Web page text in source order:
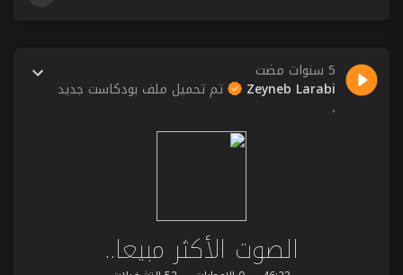
5 سنوات مضت
Zeyneb Larabi تم تحميل ملف بودكاست جديد
،
الصوت الأكثر مبيعا..